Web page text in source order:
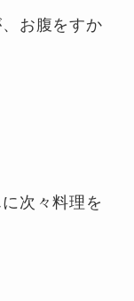
お腹をすか
次々料理を